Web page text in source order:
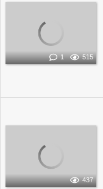
1 515
437